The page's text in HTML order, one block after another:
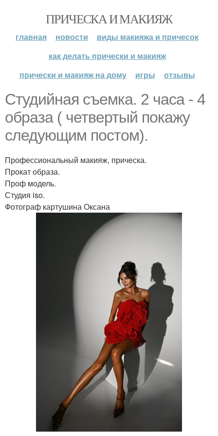
ПРИЧЕСКА И МАКИЯЖ
главная новости
виды макияжа и причесок
как делать прически и макияж
прически и макияж на дому
игры отзывы
Студийная съемка. 2 часа - 4
образа ( четвертый покажу
следующим постом).
Профессиональный макияж, прическа.
Прокат образа.
Проф модель.
Студия iso.
Фотограф картушина Оксана